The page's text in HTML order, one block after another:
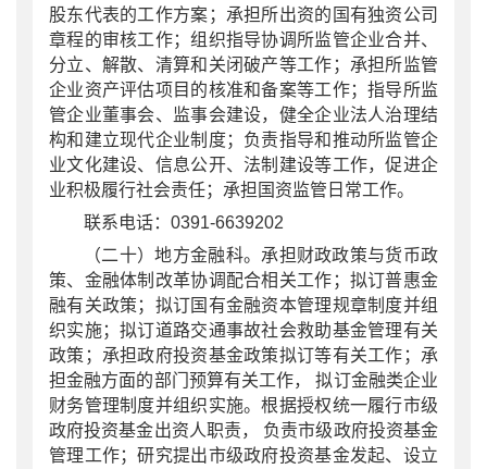
股东代表的工作方案；承担所出资的国有独资公司
章程的审核工作；组织指导协调所监管企业合并、
分立、解散、清算和关闭破产等工作；承担所监管
企业资产评估项目的核准和备案等工作；指导所监
管企业董事会、监事会建设，健全企业法人治理结
构和建立现代企业制度；负责指导和推动所监管企
业文化建设、信息公开、法制建设等工作，促进企
业积极履行社会责任；承担国资监管日常工作。
联系电话：0391-6639202
（二十）地方金融科。 承担财政政策与货币政
策、金融体制改革协调配合相关工作；拟订普惠金
融有关政策；拟订国有金融资本管理规章制度并组
织实施；拟订道路交通事故社会救助基金管理有关
政策；承担政府投资基金政策拟订等有关工作；承
担金融方面的部门预算有关工作，
拟订金融类企业
财务管理制度并组织实施。根据授权统一履行市级
政府投资基金出资人职责，
负责市级政府投资基金
管理工作；研究提出市级政府投资基金发起、设立